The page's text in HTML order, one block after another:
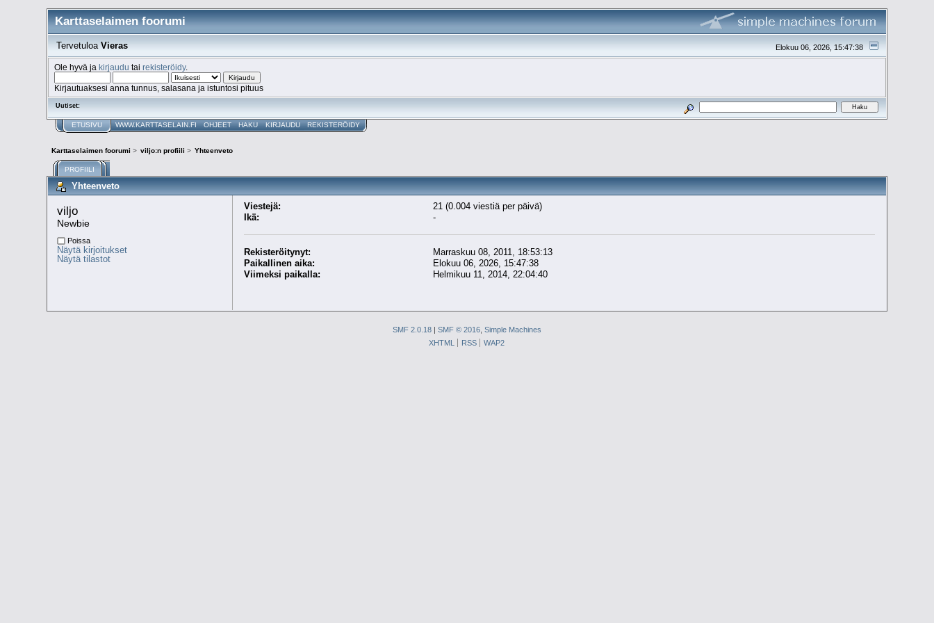
Karttaselaimen foorumi
Elokuu 06, 2026, 15:47:38
Tervetuloa Vieras
Ole hyvä jakirjaudu tairekisteröidy.
Kirjautuaksesi anna tunnus, salasana ja istuntosi pituus
Uutiset:
ETUSIVU WWW.KARTTASELAIN.FI OHJEET HAKU KIRJAUDU REKISTERÖIDY
Karttaselaimen foorumi > viljo:n profiili > Yhteenveto
PROFIILI
Yhteenveto
viljo
Newbie
Poissa
Näytä kirjoitukset
Näytä tilastot
Viestejä:
21 (0.004 viestiä per päivä)
Ikä:
-
Rekisteröitynyt:
Marraskuu 08, 2011, 18:53:13
Paikallinen aika:
Elokuu 06, 2026, 15:47:38
Viimeksi paikalla:
Helmikuu 11, 2014, 22:04:40
SMF 2.0.18 | SMF © 2016 Simple Machines
XHTML
RSS WAP2